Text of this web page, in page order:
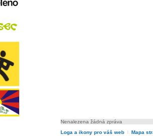
Nenalezena žádná zpráva
Loga a ikony pro váš web l Mapa